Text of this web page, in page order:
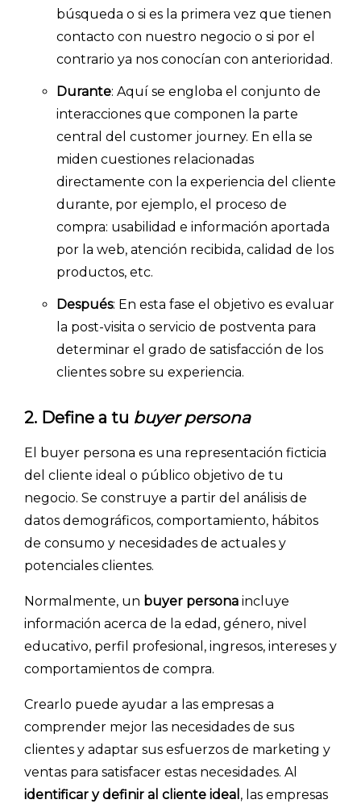
búsqueda o si es la primera vez que tienen
contacto con nuestro negocio o si por el
contrario ya nos conocían con anterioridad.
Durante: Aquí se engloba el conjunto de
interacciones que componen la parte
central del customer journey. En ella se
miden cuestiones relacionadas
directamente con la experiencia del cliente
durante, por ejemplo, el proceso de
compra: usabilidad e información aportada
por la web, atención recibida, calidad de los
productos, etc.
Después: En esta fase el objetivo es evaluar
la post-visita o servicio de postventa para
determinar el grado de satisfacción de los
clientes sobre su experiencia.
2. Define a tu buyer persona
El buyer persona es una representación ficticia
del cliente ideal o público objetivo de tu
negocio. Se construye a partir del análisis de
datos demográficos, comportamiento, hábitos
de consumo y necesidades de actuales y
potenciales clientes.
Normalmente, un buyer persona incluye
información acerca de la edad, género, nivel
educativo, perfil profesional, ingresos, intereses y
comportamientos de compra.
Crearlo puede ayudar a las empresas a
comprender mejor las necesidades de sus
clientes y adaptar sus esfuerzos de marketing y
ventas para satisfacer estas necesidades. Al
identificar y definir al cliente ideal , las empresas